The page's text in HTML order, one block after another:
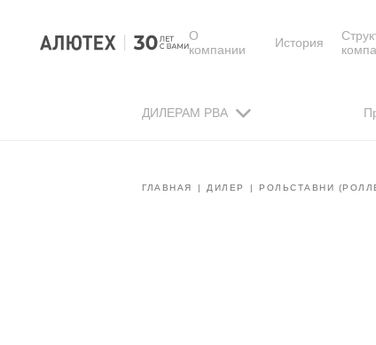
О
компании
История
ДИЛЕРАМ РВА
ГЛАВНАЯ ДИЛЕР РОЛЬСТАВНИ